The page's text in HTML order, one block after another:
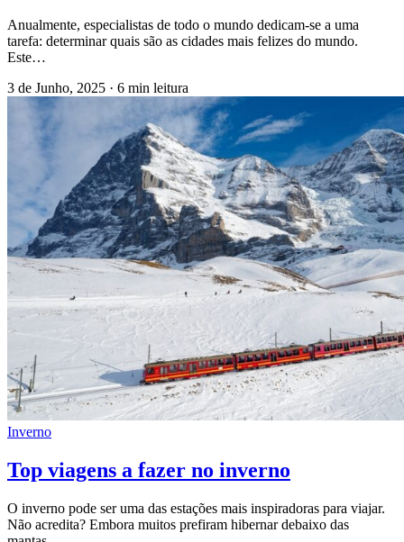
Anualmente, especialistas de todo o mundo dedicam-se a uma
tarefa: determinar quais são as cidades mais felizes do mundo.
Este…
3 de Junho, 2025 · 6 min leitura
Inverno
Top viagens a fazer no inverno
O inverno pode ser uma das estações mais inspiradoras para viajar.
Não acredita? Embora muitos prefiram hibernar debaixo das